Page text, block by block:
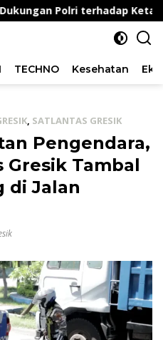
Polri terhadap
TECHNO Kesehatan
, SATLANTAS GRESIK
Pengendara,
Gresik Tambal
di Jalan